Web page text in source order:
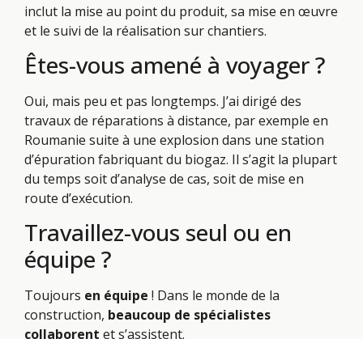
inclut la mise au point du produit, sa mise en œuvre
et le suivi de la réalisation sur chantiers.
Êtes-vous amené à voyager ?
Oui, mais peu et pas longtemps. J’ai dirigé des
travaux de réparations à distance, par exemple en
Roumanie suite à une explosion dans une station
d’épuration fabriquant du biogaz. Il s’agit la plupart
du temps soit d’analyse de cas, soit de mise en
route d’exécution.
Travaillez-vous seul ou en
équipe ?
Toujours en équipe ! Dans le monde de la
construction, beaucoup de spécialistes
collaborent et s’assistent.